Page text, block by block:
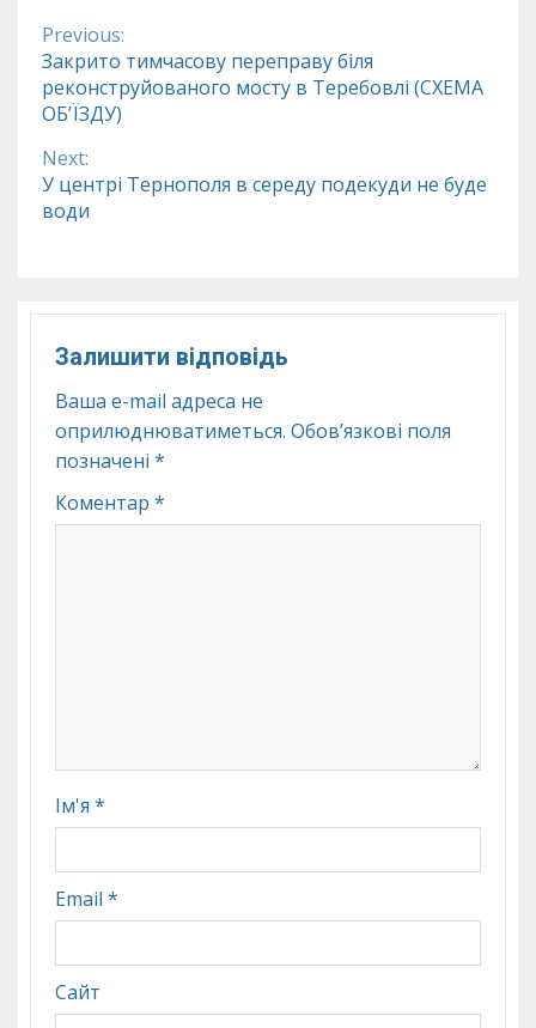
Continue
Reading
Previous:
Закрито тимчасову переправу біля
реконструйованого мосту в Теребовлі (СХЕМА
ОБ’ЇЗДУ)
Next:
У центрі Тернополя в середу подекуди не буде
води
Залишити відповідь
Ваша e-mail адреса не
оприлюднюватиметься. Обов’язкові поля
позначені *
Коментар *
Ім'я *
Email *
Сайт